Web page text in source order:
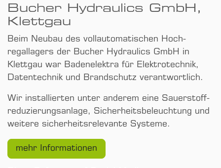
Bucher Hydraulics GmbH,
Klettgau
Beim Neubau des vollautomatischen Hoch­
regallagers der Bucher Hydraulics GmbH in
Klettgau war Badenelektra für Elektro­technik,
Daten­technik und Brand­schutz verantwortlich.
Wir installierten unter anderem eine Sauerstoff­
reduzierungs­anlage, Sicherheits­beleuchtung und
weitere sicherheits­relevante Systeme.
mehr Informationen